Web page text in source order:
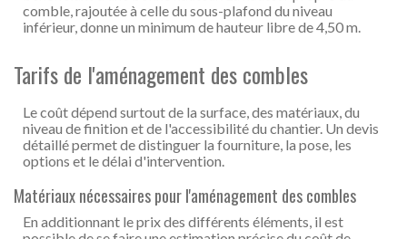
comble, rajoutée à celle du sous-plafond du niveau
inférieur, donne un minimum de hauteur libre de 4,50 m.
Tarifs de l'aménagement des combles
Le coût dépend surtout de la surface, des matériaux, du
niveau de finition et de l'accessibilité du chantier. Un devis
détaillé permet de distinguer la fourniture, la pose, les
options et le délai d'intervention.
Matériaux nécessaires pour l'aménagement des combles
En additionnant le prix des différents éléments, il est